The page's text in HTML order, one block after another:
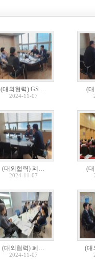
(대외협력) GS …
2024-11-07
(
(대외협력) 폐…
2024-11-07
(
(대외협력) 폐…
2024-11-07
(대